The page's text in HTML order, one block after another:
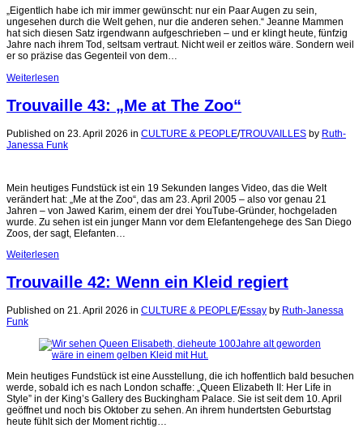
„Eigentlich habe ich mir immer gewünscht: nur ein Paar Augen zu sein,
ungesehen durch die Welt gehen, nur die anderen sehen.“ Jeanne Mammen
hat sich diesen Satz irgendwann aufgeschrieben – und er klingt heute, fünfzig
Jahre nach ihrem Tod, seltsam vertraut. Nicht weil er zeitlos wäre. Sondern weil
er so präzise das Gegenteil von dem…
Weiterlesen
Trouvaille 43: „Me at The Zoo“
Published on 23. April 2026 in CULTURE & PEOPLE/TROUVAILLES by Ruth-
Janessa Funk
Mein heutiges Fundstück ist ein 19 Sekunden langes Video, das die Welt
verändert hat: „Me at the Zoo“, das am 23. April 2005 – also vor genau 21
Jahren – von Jawed Karim, einem der drei YouTube-Gründer, hochgeladen
wurde. Zu sehen ist ein junger Mann vor dem Elefantengehege des San Diego
Zoos, der sagt, Elefanten…
Weiterlesen
Trouvaille 42: Wenn ein Kleid regiert
Published on 21. April 2026 in CULTURE & PEOPLE/Essay by Ruth-Janessa
Funk
Mein heutiges Fundstück ist eine Ausstellung, die ich hoffentlich bald besuchen
werde, sobald ich es nach London schaffe: „Queen Elizabeth II: Her Life in
Style” in der King’s Gallery des Buckingham Palace. Sie ist seit dem 10. April
geöffnet und noch bis Oktober zu sehen. An ihrem hundertsten Geburtstag
heute fühlt sich der Moment richtig…